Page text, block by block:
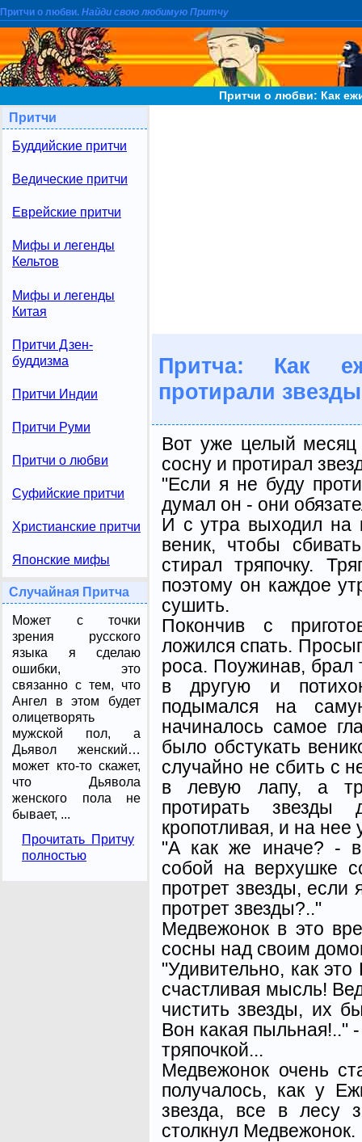
Притчи о любви. Найди свою любимую Притчу
Притчи о любви: Как
Притчи
Буддийские притчи
Ведические притчи
Еврейские притчи
Мифы и легенды
Кельтов
Мифы и легенды
Китая
Притчи Дзен-
буддизма
Притчи Индии
Притчи Руми
Притчи о любви
Суфийские притчи
Христианские притчи
Японские мифы
Случайная Притча
Может с точки
зрения русского
языка я сделаю
ошибки, это
связанно с тем, что
Ангел в этом будет
олицетворять
мужской пол, а
Дьявол женский…
может кто-то скажет,
что Дьявола
женского пола не
бывает, ...
Прочитать Притчу
полностью
Притча: Как
протирали звезды
Вот уже целый
сосну и протирал
"Если я не буду
думал он - они
И с утра выходил на
веник, чтобы
стирал тряпочку.
поэтому он каждое
сушить.
Покончив с
ложился спать.
роса. Поужинав, брал
в другую и
подымался на
начиналось самое
было обстукать
случайно не сбить с
в левую лапу, а
протирать
кропотливая, и на нее
"А как же иначе? -
собой на верхушке
протрет звезды, если
протрет звезды?.."
Медвежонок в это
сосны над своим
"Удивительно, как
счастливая мысль!
чистить звезды, их
Вон какая пыльная!.."
тряпочкой...
Медвежонок очень
получалось, как у
звезда, все в лесу
столкнул Медвежонок.